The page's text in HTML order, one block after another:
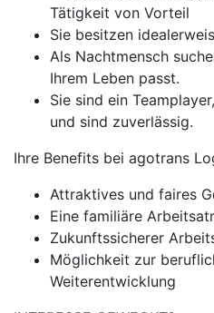
Tätigkeit von Vorteil
Sie besitzen
Als Nachtmensch
Ihrem Leben passt.
Sie sind ein
und sind zuverlässig.
Ihre Benefits bei agotrans
Attraktives und faires
Eine familiäre
Zukunftssicherer
Möglichkeit zur
Weiterentwicklung